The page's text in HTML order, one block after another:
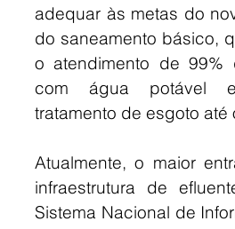
adequar às metas do
do saneamento básico,
o atendimento de 99%
com água potável
tratamento de esgoto até
Atualmente, o maior
infraestrutura de
Sistema Nacional de